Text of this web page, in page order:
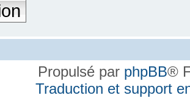
Propulsé par phpBB®
Traduction et support